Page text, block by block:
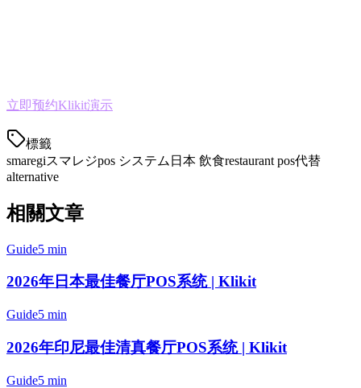
立即预约Klikit演示
標籤
smaregiスマレジpos システム 日本 飲食restaurant pos代替
alternative
相關文章
Guide5 min
2026年日本最佳餐厅POS系统 | Klikit
Guide5 min
2026年印尼最佳清真餐厅POS系统 | Klikit
Guide5 min